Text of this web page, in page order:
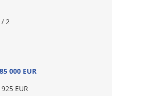
/ 2
000 EUR
925 EUR